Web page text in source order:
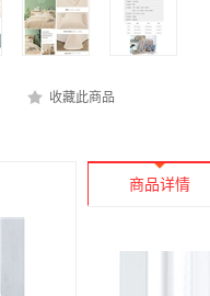
收藏此商品
商品详情